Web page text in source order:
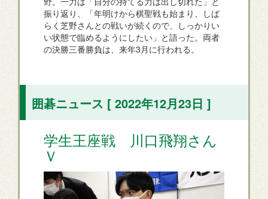
振り返り、「年明けから棋聖戦も始まり、しば
らく芝野さんとの戦いが続くので、しっかりい
い状態で臨めるようにしたい」と語った。両者
の決勝三番勝負は、来年3月に行われる。
囲碁ニュース [ 2022年12月23日 ]
学生王座戦 川口飛翔さん
Ｖ